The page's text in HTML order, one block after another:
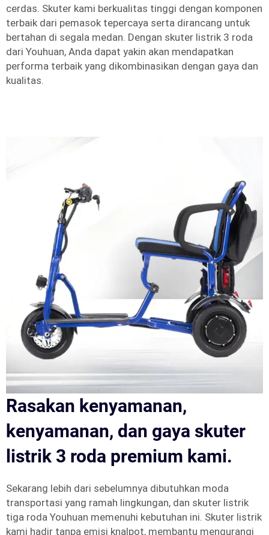
cerdas. Skuter kami berkualitas tinggi dengan komponen
terbaik dari pemasok tepercaya serta dirancang untuk
bertahan di segala medan. Dengan skuter listrik 3 roda
dari Youhuan, Anda dapat yakin akan mendapatkan
performa terbaik yang dikombinasikan dengan gaya dan
kualitas.
Rasakan kenyamanan,
kenyamanan, dan gaya skuter
listrik 3 roda premium kami.
Sekarang lebih dari sebelumnya dibutuhkan moda
transportasi yang ramah lingkungan, dan skuter listrik
tiga roda Youhuan memenuhi kebutuhan ini. Skuter listrik
kami hadir tanpa emisi knalpot, membantu mengurangi